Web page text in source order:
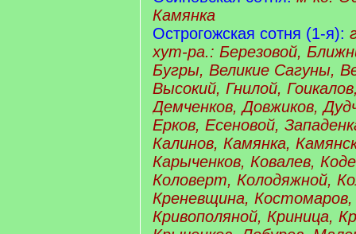
Камянка
Острогожская сотня (1-я):
хут-ра.: Березовой,
Бугры, Великие Сагуны,
Высокий, Гнилой,
Демченков, Довжиков,
Ерков, Есеновой,
Калинов, Камянка,
Карыченков, Ковалев,
Коловерт, Колодяжной,
Креневщина, Костомаров,
Кривополяной, Криница,